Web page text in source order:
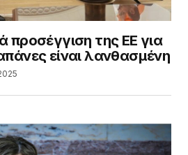
προσέγγιση της ΕΕ για
είναι λανθασμένη